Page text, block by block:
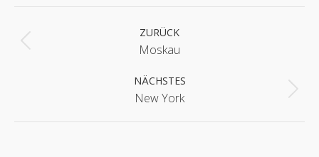
Album-
Navigation
ZURÜCK
Vorheriges
Moskau
NÄCHSTES
Nächstes
New York